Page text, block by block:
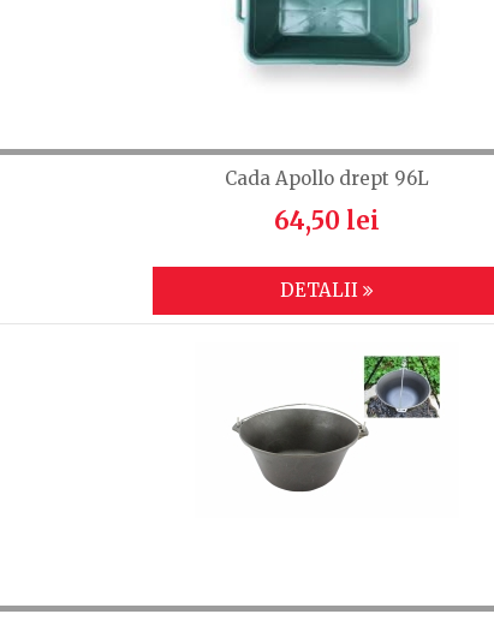
Cada Apollo drept 96L
64,50 lei
DETALII